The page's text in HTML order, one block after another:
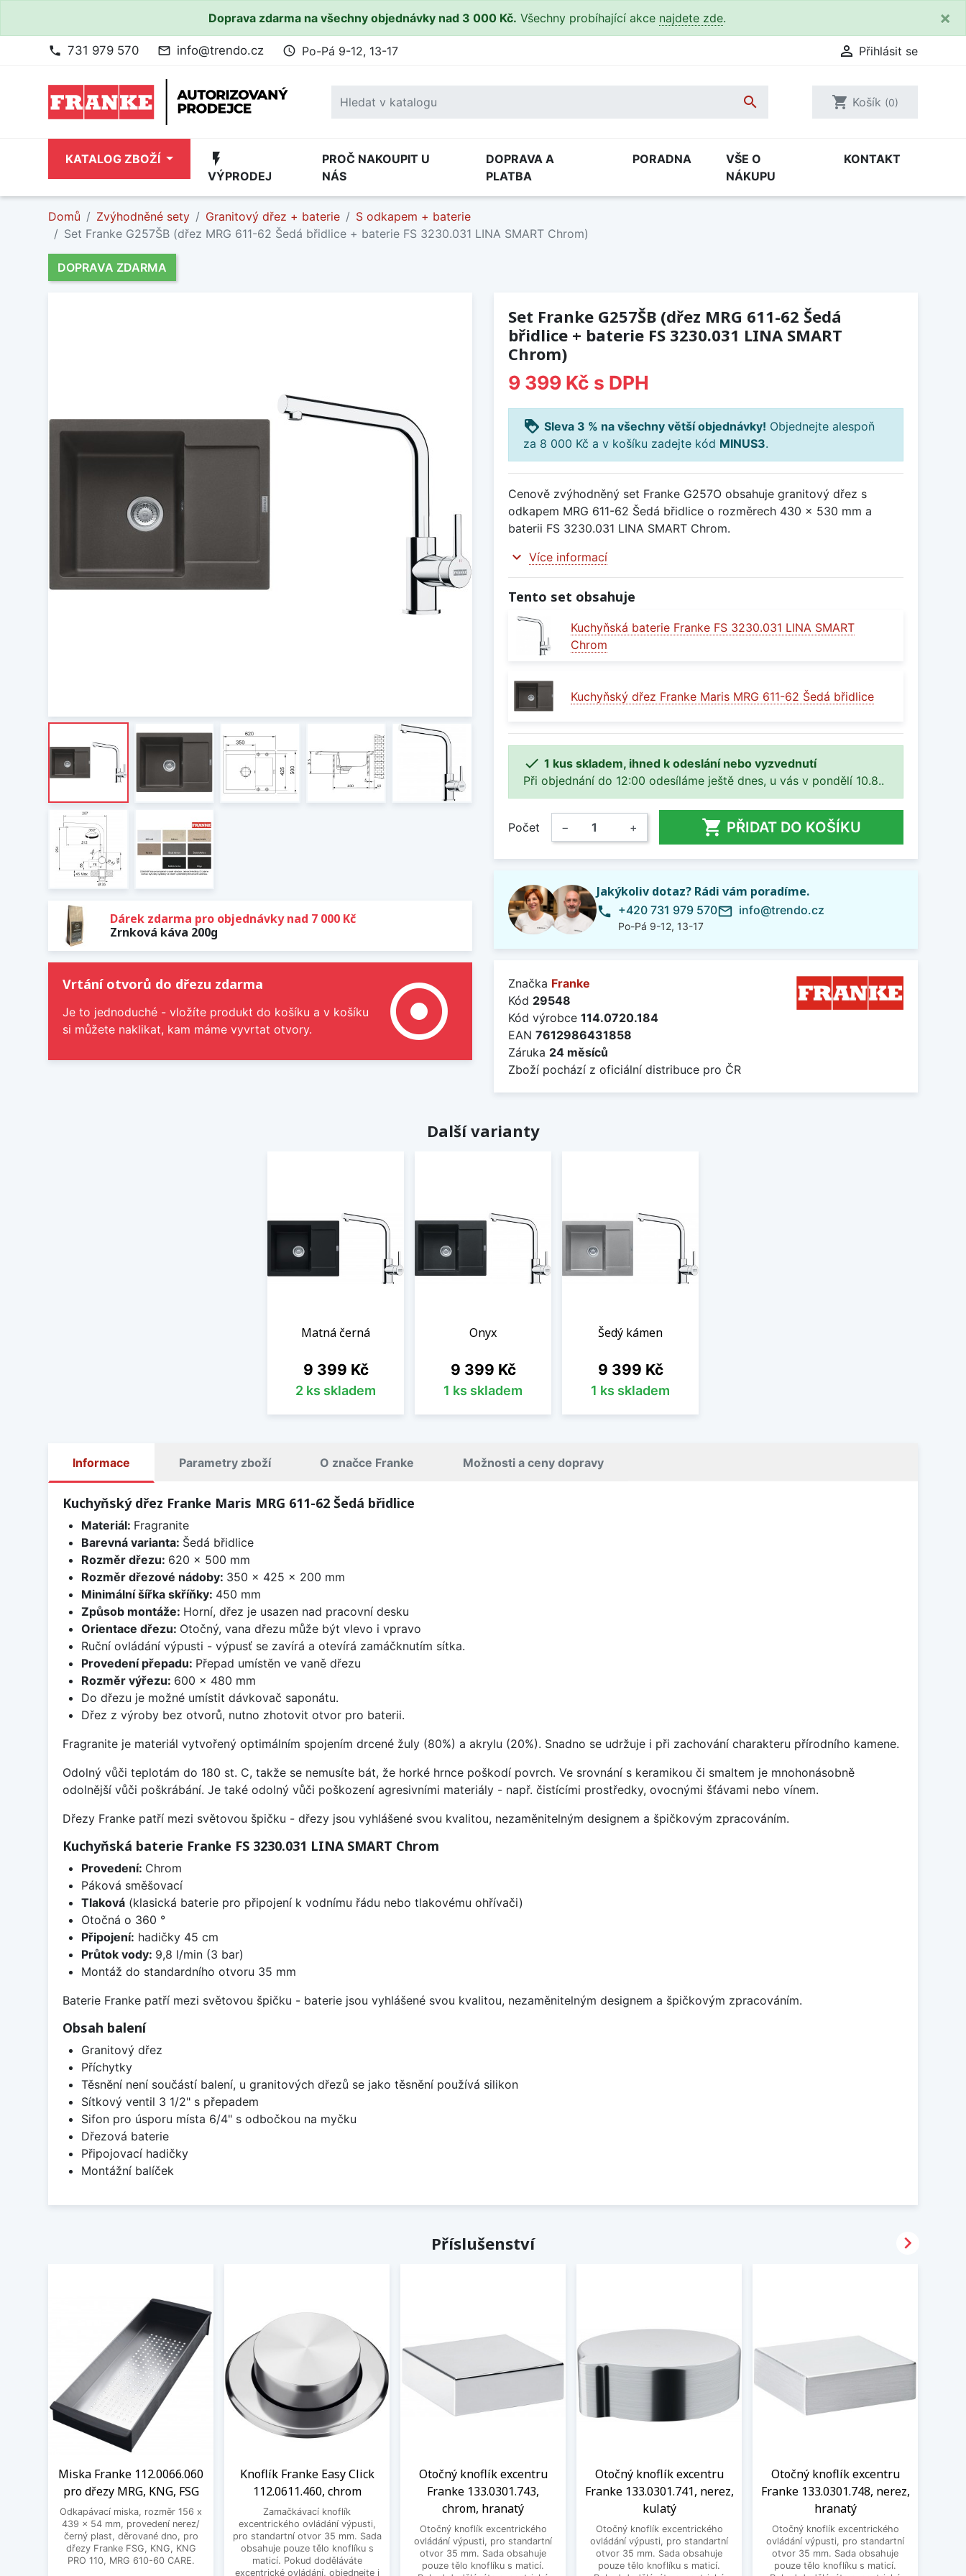
Doprava zdarma na všechny objednávky nad 3 000 Kč. Všechny probíhající akce najdete zde. ×
phone 731 979 570 mail_outline info@trendo.cz access_time Po-Pá 9-12, 13-17  Přihlásit se
 shopping_cart Košík (0)
KATALOG ZBOŽÍ flash_on
VÝPRODEJ
PROČ NAKOUPIT U
NÁS
DOPRAVA A
PLATBA
PORADNA
VŠE O
NÁKUPU
KONTAKT
Domů Zvýhodněné sety Granitový dřez + baterie
S odkapem + baterie
Set Franke G257ŠB (dřez MRG 611-62 Šedá břidlice + baterie FS 3230.031 LINA SMART Chrom)
DOPRAVA ZDARMA
Dárek zdarma pro objednávky nad 7 000 Kč
Zrnková káva 200g
Vrtání otvorů do dřezu zdarma
Je to jednoduché - vložíte produkt do košíku a v košíku
si můžete naklikat, kam máme vyvrtat otvory.
adjust
Set Franke G257ŠB (dřez MRG 611-62 Šedá
břidlice + baterie FS 3230.031 LINA SMART
Chrom)
9 399 Kč s DPH
loyalty Sleva 3 % na všechny větší objednávky! Objednejte alespoň
za 8 000 Kč a v košíku zadejte kód MINUS3.
Cenově zvýhodněný set Franke G257O obsahuje granitový dřez s
odkapem MRG 611-62 Šedá břidlice o rozměrech 430 x 530 mm a
baterii FS 3230.031 LINA SMART Chrom.
expand_more Více informací
Tento set obsahuje
Kuchyňská baterie Franke FS 3230.031 LINA SMART
Chrom
Kuchyňský dřez Franke Maris MRG 611-62 Šedá břidlice
 1 kus skladem, ihned k odeslání nebo vyzvednutí
Při objednání do 12:00 odesíláme ještě dnes, u vás v pondělí 10.8..
Počet − +  PŘIDAT DO KOŠÍKU
Jakýkoliv dotaz? Rádi vám poradíme.
phone +420 731 979 570
Po-Pá 9-12, 13-17
mail_outline info@trendo.cz
Značka Franke
Kód 29548
Kód výrobce 114.0720.184
EAN 7612986431858
Záruka 24 měsíců
Zboží pochází z oficiální distribuce pro ČR
Další varianty
Matná černá
Cena
9 399 Kč
2 ks skladem
Onyx
Cena
9 399 Kč
1 ks skladem
Šedý kámen
Cena
9 399 Kč
1 ks skladem
Informace Parametry zboží O značce Franke Možnosti a ceny dopravy
Kuchyňský dřez Franke Maris MRG 611-62 Šedá břidlice
Materiál: Fragranite
Barevná varianta: Šedá břidlice
Rozměr dřezu: 620 x 500 mm
Rozměr dřezové nádoby: 350 x 425 x 200 mm
Minimální šířka skříňky: 450 mm
Způsob montáže: Horní, dřez je usazen nad pracovní desku
Orientace dřezu: Otočný, vana dřezu může být vlevo i vpravo
Ruční ovládání výpusti - výpusť se zavírá a otevírá zamáčknutím sítka.
Provedení přepadu: Přepad umístěn ve vaně dřezu
Rozměr výřezu: 600 x 480 mm
Do dřezu je možné umístit dávkovač saponátu.
Dřez z výroby bez otvorů, nutno zhotovit otvor pro baterii.
Fragranite je materiál vytvořený optimálním spojením drcené žuly (80%) a akrylu (20%). Snadno se udržuje i při zachování charakteru přírodního kamene.
Odolný vůči teplotám do 180 st. C, takže se nemusíte bát, že horké hrnce poškodí povrch. Ve srovnání s keramikou či smaltem je mnohonásobně
odolnější vůči poškrábání. Je také odolný vůči poškození agresivními materiály - např. čistícími prostředky, ovocnými šťávami nebo vínem.
Dřezy Franke patří mezi světovou špičku - dřezy jsou vyhlášené svou kvalitou, nezaměnitelným designem a špičkovým zpracováním.
Kuchyňská baterie Franke FS 3230.031 LINA SMART Chrom
Provedení: Chrom
Páková směšovací
Tlaková(klasická baterie pro připojení k vodnímu řádu nebo tlakovému ohřívači)
Otočná o 360 °
Připojení: hadičky 45 cm
Průtok vody: 9,8 l/min (3 bar)
Montáž do standardního otvoru 35 mm
Baterie Franke patří mezi světovou špičku - baterie jsou vyhlášené svou kvalitou, nezaměnitelným designem a špičkovým zpracováním.
Obsah balení
Granitový dřez
Příchytky
Těsnění není součástí balení, u granitových dřezů se jako těsnění používá silikon
Sítkový ventil 3 1/2" s přepadem
Sifon pro úsporu místa 6/4" s odbočkou na myčku
Dřezová baterie
Připojovací hadičky
Montážní balíček
Příslušenství
Miska Franke 112.0066.060
pro dřezy MRG, KNG, FSG
Odkapávací miska, rozměr 156 x
439 x 54 mm, provedení nerez/
černý plast, děrované dno, pro
dřezy Franke FSG, KNG, KNG
PRO 110, MRG 610-60 CARE.
Knoflík Franke Easy Click
112.0611.460, chrom
Zamačkávací knoflík
excentrického ovládání výpusti,
pro standartní otvor 35 mm. Sada
obsahuje pouze tělo knoflíku s
maticí. Pokud doděláváte
excentrické ovládání, objednejte i
Otočný knoflík excentru
Franke 133.0301.743,
chrom, hranatý
Otočný knoflík excentrického
ovládání výpusti, pro standartní
otvor 35 mm. Sada obsahuje
pouze tělo knoflíku s maticí.
Otočný knoflík excentru
Franke 133.0301.741, nerez,
kulatý
Otočný knoflík excentrického
ovládání výpusti, pro standartní
otvor 35 mm. Sada obsahuje
pouze tělo knoflíku s maticí.
Otočný knoflík excentru
Franke 133.0301.748, nerez,
hranatý
Otočný knoflík excentrického
ovládání výpusti, pro standartní
otvor 35 mm. Sada obsahuje
pouze tělo knoflíku s maticí.
